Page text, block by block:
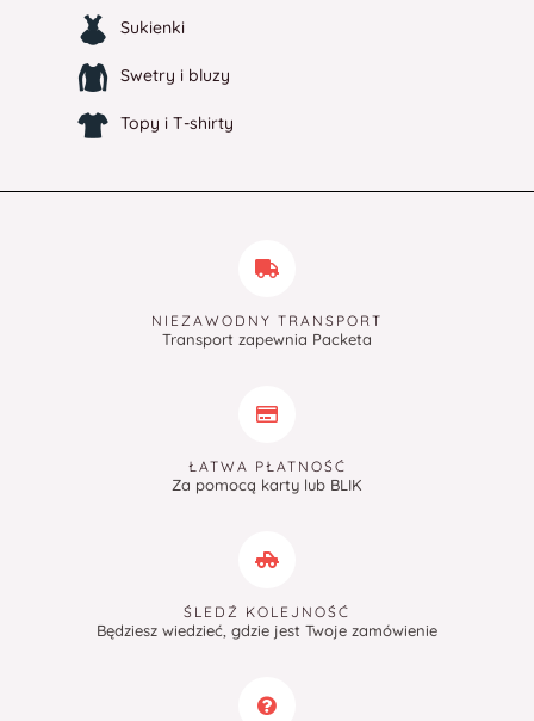
Sukienki
Swetry i bluzy
Topy i T-shirty
NIEZAWODNY TRANSPORT
Transport zapewnia Packeta
ŁATWA PŁATNOŚĆ
Za pomocą karty lub BLIK
ŚLEDŹ KOLEJNOŚĆ
Będziesz wiedzieć, gdzie jest Twoje zamówienie